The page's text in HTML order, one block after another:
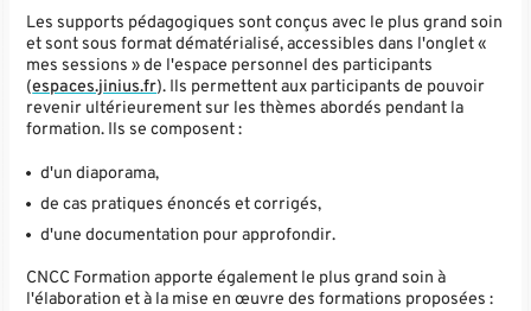
Les supports pédagogiques sont conçus avec le plus grand soin
et sont sous format dématérialisé, accessibles dans l'onglet «
mes sessions » de l'espace personnel des participants
(espaces.jinius.fr). Ils permettent aux participants de pouvoir
revenir ultérieurement sur les thèmes abordés pendant la
formation. Ils se composent :
d'un diaporama,
de cas pratiques énoncés et corrigés,
d'une documentation pour approfondir.
CNCC Formation apporte également le plus grand soin à
l'élaboration et à la mise en œuvre des formations proposées :